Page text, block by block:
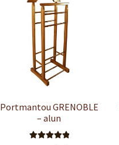
Portmantou GRENOBLE
– alun